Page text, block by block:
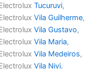
Tucuruvi,
Vila Guilherme,
Vila Gustavo,
Vila Maria,
Vila Medeiros,
Vila Nivi.